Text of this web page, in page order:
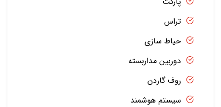
تراس
حیاط سازی
دوربین مداربسته
روف گاردن
سیستم هوشمند